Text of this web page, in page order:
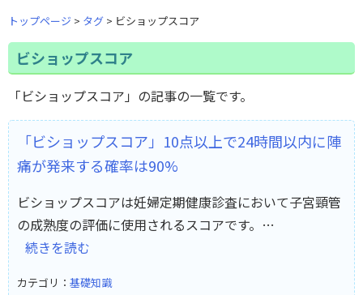
トップページ タグ ビショップスコア
ビショップスコア
「ビショップスコア」の記事の一覧です。
「ビショップスコア」10点以上で24時間以内に陣
痛が発来する確率は90%
ビショップスコアは妊婦定期健康診査において子宮頸管
の成熟度の評価に使用されるスコアです。…
続きを読む
カテゴリ： 基礎知識